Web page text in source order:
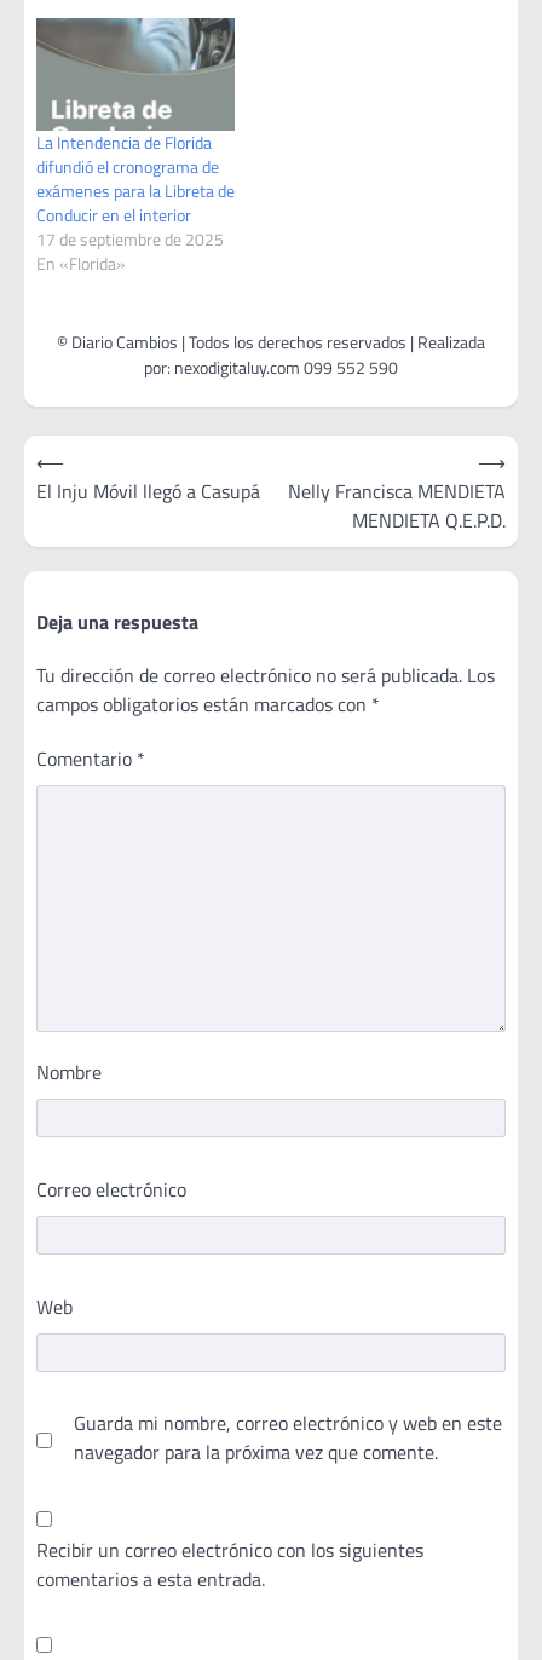
La Intendencia de Florida
difundió el cronograma de
exámenes para la Libreta de
Conducir en el interior
17 de septiembre de 2025
En «Florida»
Navegación
de
⟵
El Inju Móvil llegó a Casupá
Nelly Francisca MENDIETA
MENDIETA Q.E.P.D.
⟶
Deja una respuesta
Tu dirección de correo electrónico no será publicada. Los
campos obligatorios están marcados con *
Comentario *
Nombre
Correo electrónico
Web
Guarda mi nombre, correo electrónico y web en este
navegador para la próxima vez que comente.
Recibir un correo electrónico con los siguientes
comentarios a esta entrada.